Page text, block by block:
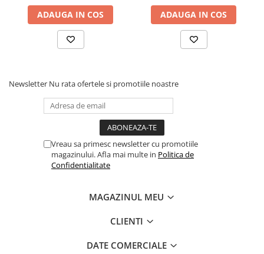
Periferice
Periferice PC
Hard Disk-uri & SSD-uri externe
UPS-uri
Accesorii UPS-uri
Statii GRAFICE NOI
Statii GRAFICE Refurbished
ADAUGA IN COS ADAUGA IN COS
Newsletter Nu rata ofertele si promotiile noastre
Vreau sa primesc newsletter cu promotiile
magazinului. Afla mai multe in Politica de
Confidentialitate
MAGAZINUL MEU
CLIENTI
DATE COMERCIALE